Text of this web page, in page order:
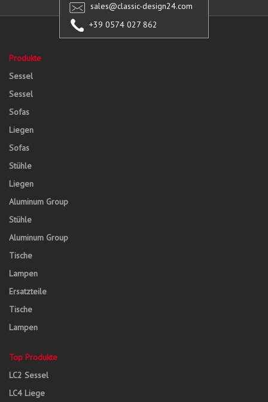
sales@classic-design24.com
+39 0574 027 862
Produkte
Sessel
Sessel
Sofas
Liegen
Sofas
Stühle
Liegen
Aluminum Group
Stühle
Aluminum Group
Tische
Lampen
Ersatzteile
Tische
Lampen
Top Produkte
LC2 Sessel
LC4 Liege